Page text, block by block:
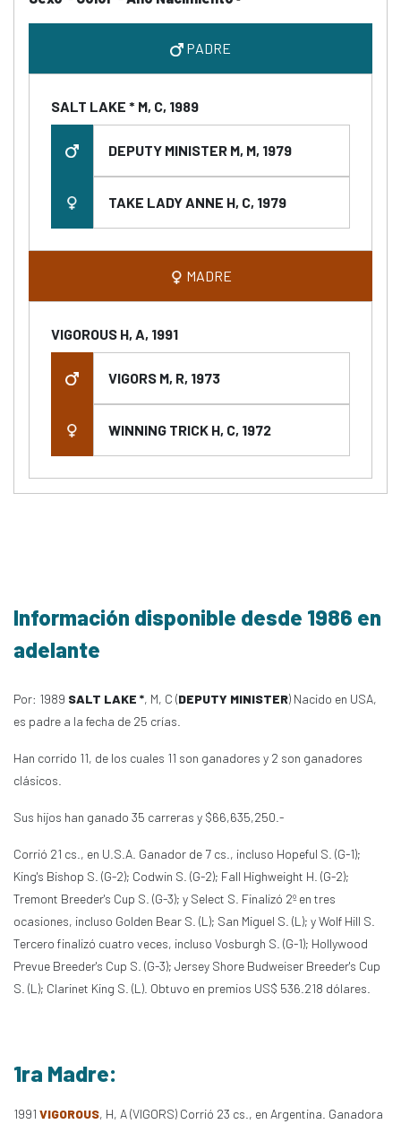
PADRE
SALT LAKE * M, C, 1989
DEPUTY MINISTER M, M, 1979
TAKE LADY ANNE H, C, 1979
MADRE
VIGOROUS H, A, 1991
VIGORS M, R, 1973
WINNING TRICK H, C, 1972
Información disponible desde 1986 en
adelante
Por: 1989 SALT LAKE *, M, C (DEPUTY MINISTER) Nacido en USA,
es padre a la fecha de 25 crías.
Han corrido 11, de los cuales 11 son ganadores y 2 son ganadores
clásicos.
Sus hijos han ganado 35 carreras y $66,635,250.-
Corrió 21 cs., en U.S.A. Ganador de 7 cs., incluso Hopeful S. (G-1);
King's Bishop S. (G-2); Codwin S. (G-2); Fall Highweight H. (G-2);
Tremont Breeder's Cup S. (G-3); y Select S. Finalizó 2º en tres
ocasiones, incluso Golden Bear S. (L); San Miguel S. (L); y Wolf Hill S.
Tercero finalizó cuatro veces, incluso Vosburgh S. (G-1); Hollywood
Prevue Breeder's Cup S. (G-3); Jersey Shore Budweiser Breeder's Cup
S. (L); Clarinet King S. (L). Obtuvo en premios US$ 536.218 dólares.
1ra Madre:
1991 VIGOROUS, H, A (VIGORS) Corrió 23 cs., en Argentina. Ganadora